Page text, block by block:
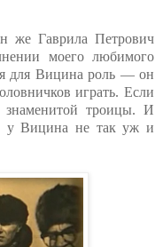
же Гаврила Петрович
моего любимого
для Вицина роль — он
играть. Если
знаменитой троицы. И
у Вицина не так уж и